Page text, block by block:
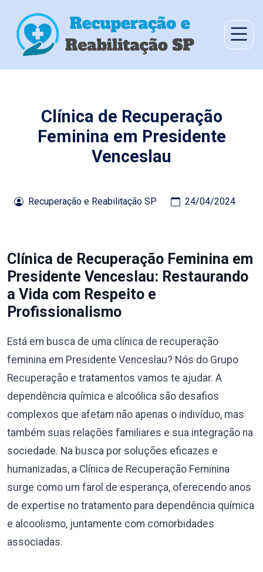
Clínica de Recuperação
Feminina em Presidente
Venceslau
Recuperação e Reabilitação SP 24/04/2024
Clínica de Recuperação Feminina em
Presidente Venceslau: Restaurando
a Vida com Respeito e
Profissionalismo
Está em busca de uma clínica de recuperação
feminina em Presidente Venceslau? Nós do Grupo
Recuperação e tratamentos vamos te ajudar. A
dependência química e alcoólica são desafios
complexos que afetam não apenas o indivíduo, mas
também suas relações familiares e sua integração na
sociedade. Na busca por soluções eficazes e
humanizadas, a Clínica de Recuperação Feminina
surge como um farol de esperança, oferecendo anos
de expertise no tratamento para dependência química
e alcoolismo, juntamente com comorbidades
associadas.